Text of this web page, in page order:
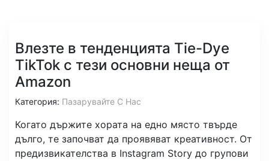
Влезте в тенденцията Tie-Dye
TikTok с тези основни неща от
Amazon
Категория: Пазарувайте С Нас
Когато държите хората на едно място твърде
дълго, те започват да проявяват креативност. От
предизвикателства в Instagram Story до групови